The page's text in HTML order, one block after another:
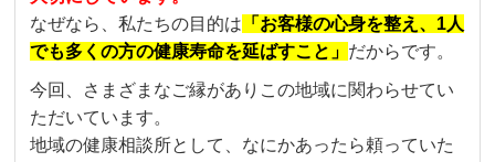
なぜなら、私たちの目的は 「お客様の心身を整え、1人
でも多くの方の健康寿命を延ばすこと」 だからです。
今回、さまざまなご縁がありこの地域に関わらせてい
ただいています。
地域の健康相談所として、なにかあったら頼っていた